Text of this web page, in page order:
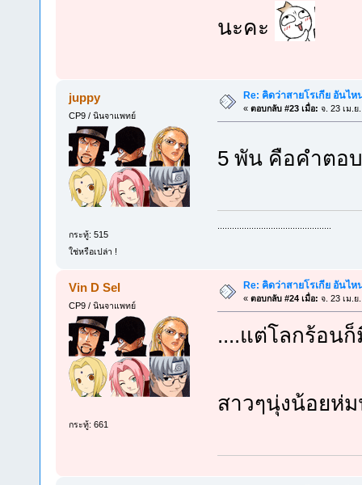
นะคะ
juppy
CP9 / นินจาแพทย์
กระทู้: 515
ใช่หรือเปล่า !
Re: คิดว่าสายโรเกีย อันไห
« ตอบกลับ #23 เมื่อ: จ. 23 เม.ย
5 พัน คือคำตอ
Vin D Sel
CP9 / นินจาแพทย์
กระทู้: 661
Re: คิดว่าสายโรเกีย อันไห
« ตอบกลับ #24 เมื่อ: จ. 23 เม.ย
....แต่โลกร้อน
สาวๆนุ่งน้อยห่